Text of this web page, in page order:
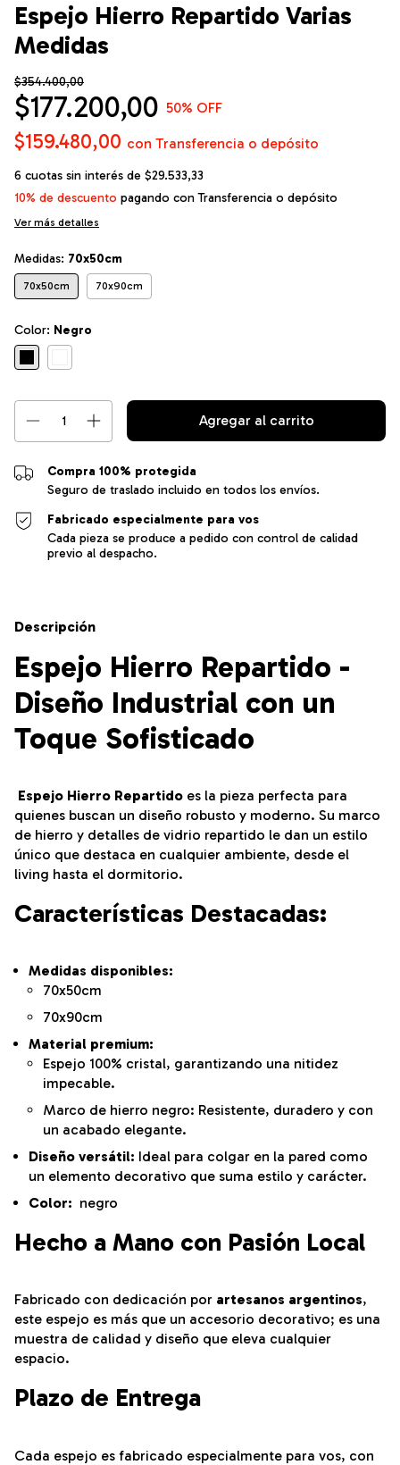
Espejo Hierro Repartido Varias
Medidas
$354.400,00
$177.200,00 50% OFF
$159.480,00 con Transferencia o depósito
6 cuotas sin interés de $29.533,33
10% de descuento pagando con Transferencia o depósito
Ver más detalles
Medidas: 70x50cm
70x50cm 70x90cm
Color: Negro
Compra 100% protegida
Seguro de traslado incluido en todos los envíos.
Fabricado especialmente para vos
Cada pieza se produce a pedido con control de calidad
previo al despacho.
Descripción
Espejo Hierro Repartido -
Diseño Industrial con un
Toque Sofisticado
Espejo Hierro Repartido es la pieza perfecta para
quienes buscan un diseño robusto y moderno. Su marco
de hierro y detalles de vidrio repartido le dan un estilo
único que destaca en cualquier ambiente, desde el
living hasta el dormitorio.
Características Destacadas:
Medidas disponibles:
70x50cm
70x90cm
Material premium:
Espejo 100% cristal, garantizando una nitidez
impecable.
Marco de hierro negro: Resistente, duradero y con
un acabado elegante.
Diseño versátil: Ideal para colgar en la pared como
un elemento decorativo que suma estilo y carácter.
Color: negro
Hecho a Mano con Pasión Local
Fabricado con dedicación por artesanos argentinos,
este espejo es más que un accesorio decorativo; es una
muestra de calidad y diseño que eleva cualquier
espacio.
Plazo de Entrega
Cada espejo es fabricado especialmente para vos, con